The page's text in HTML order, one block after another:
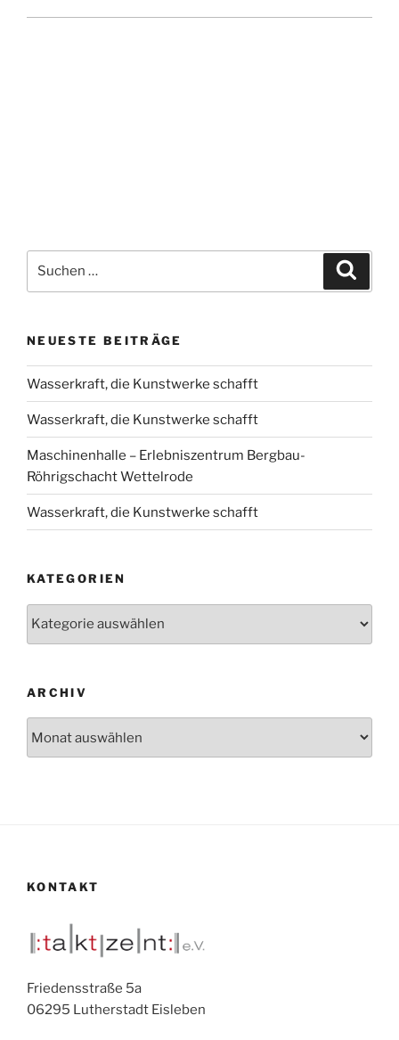
Suche
NEUESTE BEITRÄGE
Wasserkraft, die Kunstwerke schafft
Wasserkraft, die Kunstwerke schafft
Maschinenhalle – Erlebniszentrum Bergbau-
Röhrigschacht Wettelrode
Wasserkraft, die Kunstwerke schafft
KATEGORIEN
Kategorien
ARCHIV
KONTAKT
Friedensstraße 5a
06295 Lutherstadt Eisleben